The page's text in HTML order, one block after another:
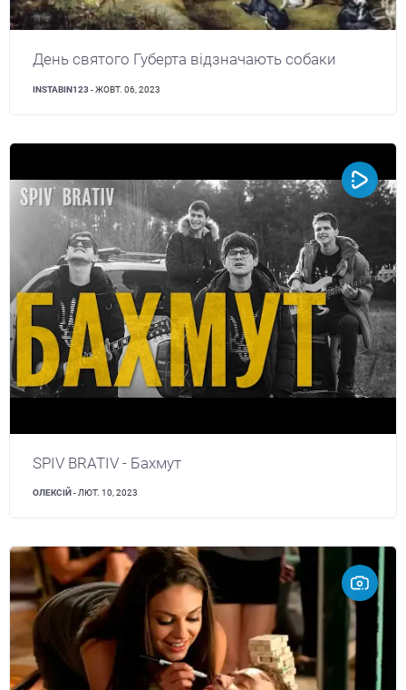
День святого Губерта відзначають собаки
INSTABIN123 - ЖОВТ. 06, 2023
SPIV BRATIV - Бахмут
ОЛЕКСІЙ - ЛЮТ. 10, 2023